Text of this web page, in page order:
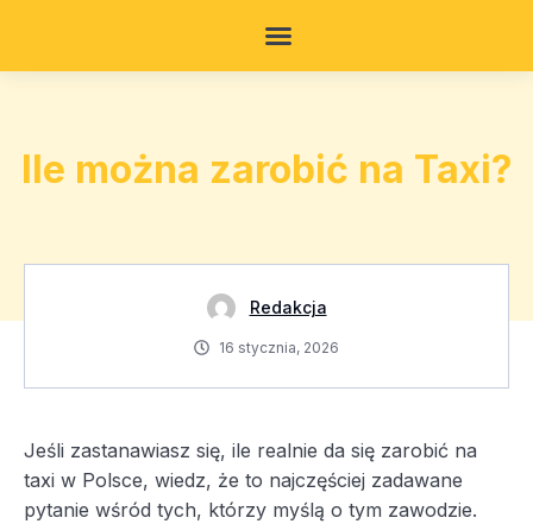
Ile można zarobić na Taxi?
Redakcja
16 stycznia, 2026
Jeśli zastanawiasz się, ile realnie da się zarobić na
taxi w Polsce, wiedz, że to najczęściej zadawane
pytanie wśród tych, którzy myślą o tym zawodzie.